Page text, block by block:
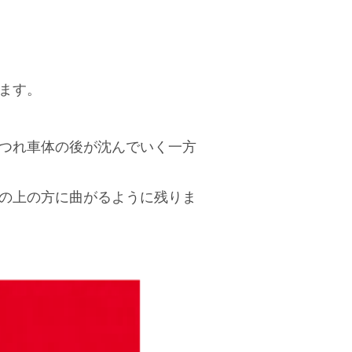
す。
れ車体の後が沈んでいく一方
上の方に曲がるように残りま